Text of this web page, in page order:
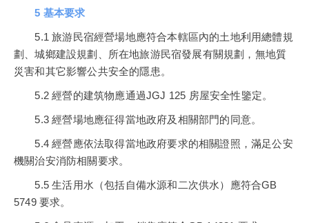
5 基本要求
5.1 旅游民宿經營場地應符合本轄區內的土地利用總體規
劃、城鄉建設規劃、所在地旅游民宿發展有關規劃，無地質
災害和其它影響公共安全的隱患。
5.2 經營的建筑物應通過JGJ 125 房屋安全性鑒定。
5.3 經營場地應征得當地政府及相關部門的同意。
5.4 經營應依法取得當地政府要求的相關證照，滿足公安
機關治安消防相關要求。
5.5 生活用水（包括自備水源和二次供水）應符合GB
5749 要求。